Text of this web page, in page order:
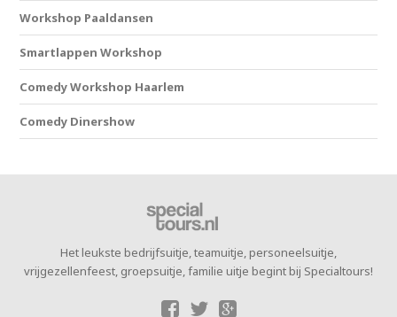
Workshop Paaldansen
Smartlappen Workshop
Comedy Workshop Haarlem
Comedy Dinershow
Het leukste bedrijfsuitje, teamuitje, personeelsuitje,
vrijgezellenfeest, groepsuitje, familie uitje begint bij Specialtours!